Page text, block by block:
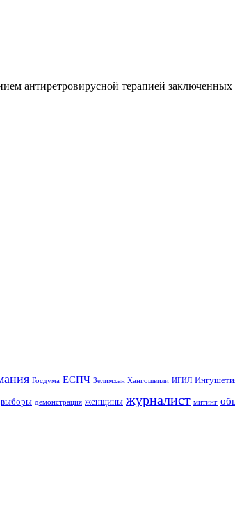
антиретровирусной терапией
Госдума ЕСПЧ Зелимхан Хангошвили ИГИЛ
выборы демонстрация женщины журналист митинг